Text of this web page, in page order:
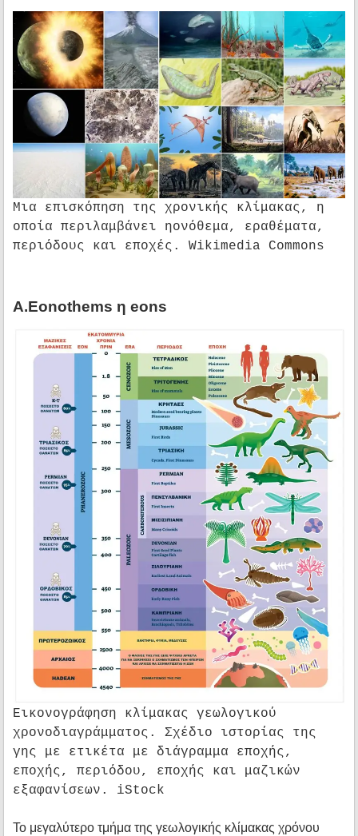
Μια επισκόπηση της χρονικής κλίμακας, η
οποία περιλαμβάνει ηονόθεμα, εραθέματα,
περιόδους και εποχές. Wikimedia Commons
Α.Eonothems η eons
Εικονογράφηση κλίμακας γεωλογικού
χρονοδιαγράμματος. Σχέδιο ιστορίας της
γης με ετικέτα με διάγραμμα εποχής,
εποχής, περιόδου, εποχής και μαζικών
εξαφανίσεων. iStock
Το μεγαλύτερο τμήμα της γεωλογικής κλίμακας χρόνου